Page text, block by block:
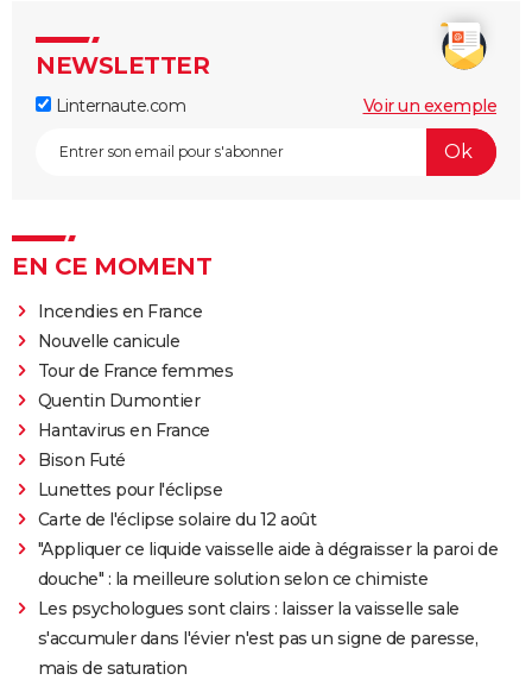
NEWSLETTER
Linternaute.com Voir un exemple
EN CE MOMENT
Incendies en France
Nouvelle canicule
Tour de France femmes
Quentin Dumontier
Hantavirus en France
Bison Futé
Lunettes pour l'éclipse
Carte de l'éclipse solaire du 12 août
"Appliquer ce liquide vaisselle aide à dégraisser la paroi de
douche" : la meilleure solution selon ce chimiste
Les psychologues sont clairs : laisser la vaisselle sale
s'accumuler dans l'évier n'est pas un signe de paresse,
mais de saturation